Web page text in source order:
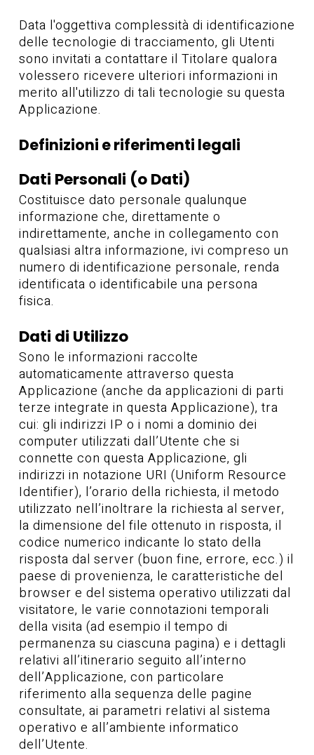
Data l'oggettiva complessità di identificazione
delle tecnologie di tracciamento, gli Utenti
sono invitati a contattare il Titolare qualora
volessero ricevere ulteriori informazioni in
merito all'utilizzo di tali tecnologie su questa
Applicazione.
Definizioni e riferimenti legali
Dati Personali (o Dati)
Costituisce dato personale qualunque
informazione che, direttamente o
indirettamente, anche in collegamento con
qualsiasi altra informazione, ivi compreso un
numero di identificazione personale, renda
identificata o identificabile una persona
fisica.
Dati di Utilizzo
Sono le informazioni raccolte
automaticamente attraverso questa
Applicazione (anche da applicazioni di parti
terze integrate in questa Applicazione), tra
cui: gli indirizzi IP o i nomi a dominio dei
computer utilizzati dall’Utente che si
connette con questa Applicazione, gli
indirizzi in notazione URI (Uniform Resource
Identifier), l’orario della richiesta, il metodo
utilizzato nell’inoltrare la richiesta al server,
la dimensione del file ottenuto in risposta, il
codice numerico indicante lo stato della
risposta dal server (buon fine, errore, ecc.) il
paese di provenienza, le caratteristiche del
browser e del sistema operativo utilizzati dal
visitatore, le varie connotazioni temporali
della visita (ad esempio il tempo di
permanenza su ciascuna pagina) e i dettagli
relativi all’itinerario seguito all’interno
dell’Applicazione, con particolare
riferimento alla sequenza delle pagine
consultate, ai parametri relativi al sistema
operativo e all’ambiente informatico
dell’Utente.